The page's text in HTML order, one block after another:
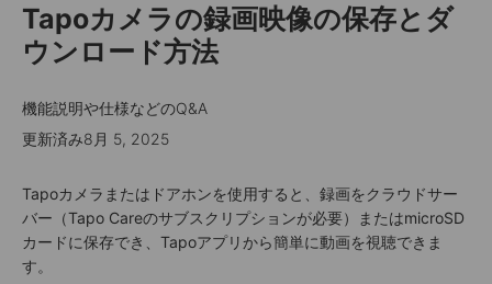
Tapoカメラの録画映像の保存とダ
ウンロード方法
機能説明や仕様などのQ&A
更新済み8月 5, 2025
Tapoカメラまたはドアホンを使用すると、録画をクラウドサー
バー（Tapo Careのサブスクリプションが必要）またはmicroSD
カードに保存でき、Tapoアプリから簡単に動画を視聴できま
す。